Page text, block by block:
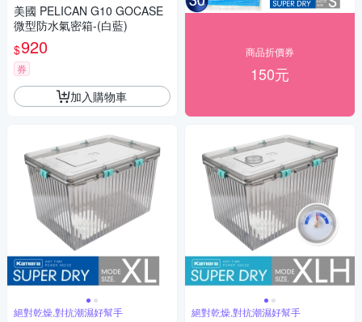
美國 PELICAN G10 GOCASE
微型防水氣密箱-(白藍)
$920
券
加入購物車
絕對乾燥,對抗潮濕好幫手
商品折價券
150元
絕對乾燥,對抗潮濕好幫手